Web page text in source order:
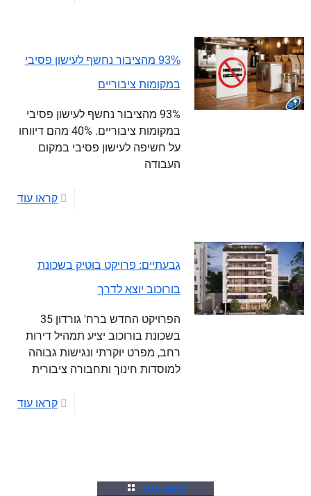
93% מהציבור נחשף לעישון פסיבי
במקומות ציבוריים
93% מהציבור נחשף לעישון פסיבי
במקומות ציבוריים. 40% מהם דיווחו
על חשיפה לעישון פסיבי במקום
העבודה
קראו עוד
גבעתיים: פרויקט בוטיק בשכונת
בורוכוב יוצא לדרך
הפרויקט החדש ברח' גורדון 35
בשכונת בורוכוב יציע תמהיל דירות
רחב, מפרט יוקרתי ונגישות גבוהה
למוסדות חינוך ותחבורה ציבורית
קראו עוד
טענו עוד